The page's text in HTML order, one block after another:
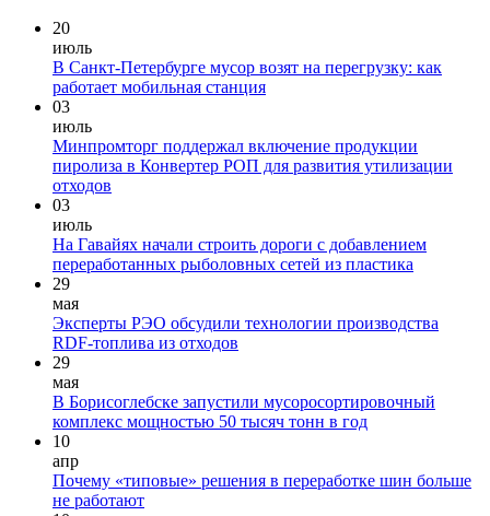
20
июль
В Санкт-Петербурге мусор возят на перегрузку: как
работает мобильная станция
03
июль
Минпромторг поддержал включение продукции
пиролиза в Конвертер РОП для развития утилизации
отходов
03
июль
На Гавайях начали строить дороги с добавлением
переработанных рыболовных сетей из пластика
29
мая
Эксперты РЭО обсудили технологии производства
RDF-топлива из отходов
29
мая
В Борисоглебске запустили мусоросортировочный
комплекс мощностью 50 тысяч тонн в год
10
апр
Почему «типовые» решения в переработке шин больше
не работают